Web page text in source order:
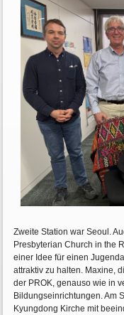
Zweite Station war Seoul.
Presbyterian Church in the
einer Idee für einen
attraktiv zu halten. Maxine,
der PROK, genauso wie in
Bildungseinrichtungen. Am
Kyungdong Kirche mit